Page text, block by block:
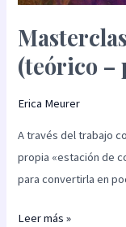
(teórico –
Erica Meurer
A través del trabajo
propia «estación de
para convertirla en
Leer más »